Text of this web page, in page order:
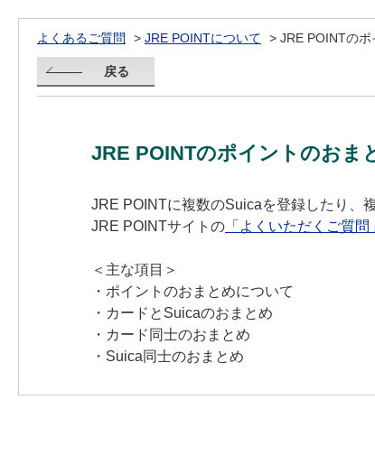
よくあるご質問 > JRE POINTについて > JRE POINTの
戻る
JRE POINTのポイントのおま
JRE POINTに複数のSuicaを登録したり、
JRE POINTサイトの 「よくいただくご質問
＜主な項目＞
・ポイントのおまとめについて
・カードとSuicaのおまとめ
・カード同士のおまとめ
・Suica同士のおまとめ